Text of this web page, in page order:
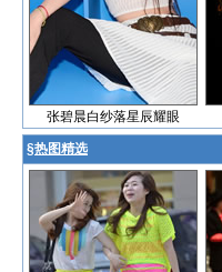
张碧晨白纱落星辰耀眼
§热图精选